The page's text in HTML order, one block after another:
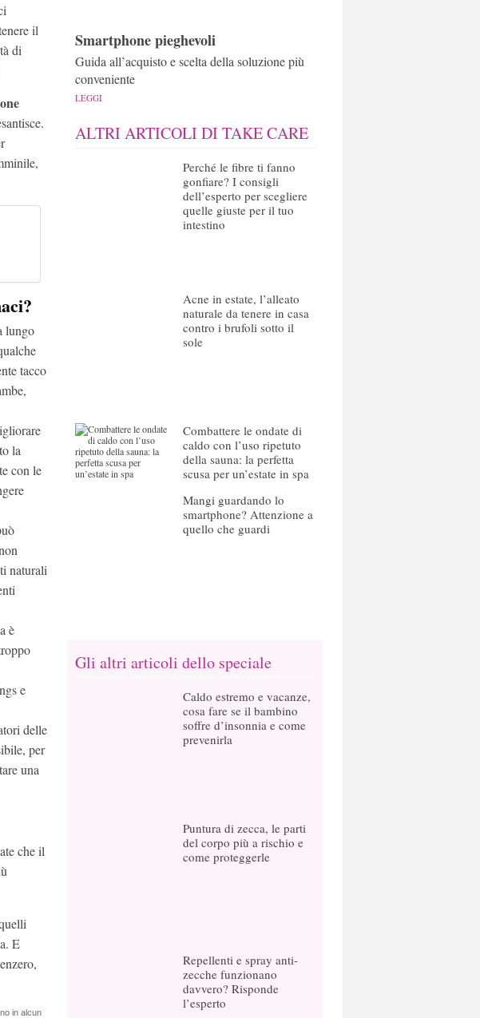
il
di
lungo
tacco
la
con le
naturali
è
e
delle
per
una
che il
E
in alcun
Smartphone pieghevoli
Guida all’acquisto e scelta della soluzione più
conveniente
LEGGI
ALTRI ARTICOLI DI TAKE CARE
Perché le fibre ti fanno
gonfiare? I consigli
dell’esperto per scegliere
quelle giuste per il tuo
intestino
Acne in estate, l’alleato
naturale da tenere in casa
contro i brufoli sotto il
sole
Combattere le ondate di
caldo con l’uso ripetuto
della sauna: la perfetta
scusa per un’estate in spa
Mangi guardando lo
smartphone? Attenzione a
quello che guardi
Gli altri articoli dello speciale
Caldo estremo e vacanze,
cosa fare se il bambino
soffre d’insonnia e come
prevenirla
Puntura di zecca, le parti
del corpo più a rischio e
come proteggerle
Repellenti e spray anti-
zecche funzionano
davvero? Risponde
l’esperto